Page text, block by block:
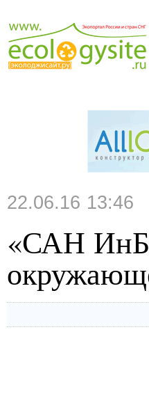
22.06.16 13:46
«САН